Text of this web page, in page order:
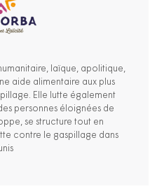
laïque, apolitique,
aide alimentaire aux plus
Elle lutte également
personnes éloignées de
se structure tout en
contre le gaspillage dans